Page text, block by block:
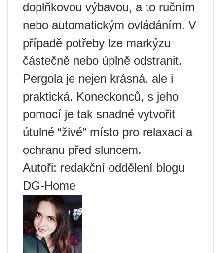
doplňkovou výbavou, a to ručním
nebo automatickým ovládáním. V
případě potřeby lze markýzu
částečně nebo úplně odstranit.
Pergola je nejen krásná, ale i
praktická. Koneckonců, s jeho
pomocí je tak snadné vytvořit
útulné “živé” místo pro relaxaci a
ochranu před sluncem.
Autoři: redakční oddělení blogu
DG-Home